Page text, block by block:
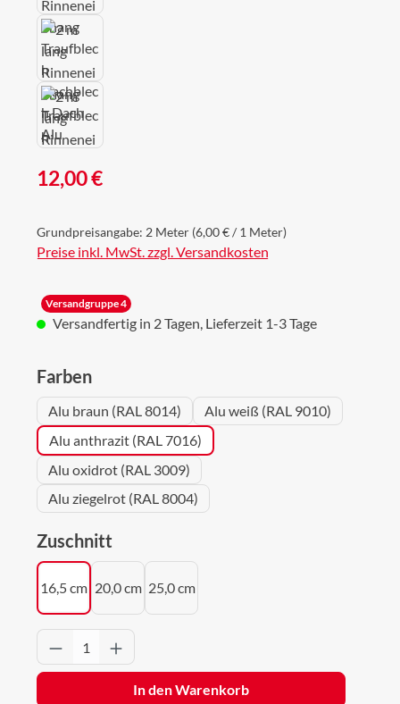
Regulärer Preis:
12,00 €
Grundpreisangabe: 2 Meter (6,00 € / 1 Meter)
Preise inkl. MwSt. zzgl. Versandkosten
Versandgruppe 4
Versandfertig in 2 Tagen, Lieferzeit 1-3 Tage
Farbenauswählen
Alu braun (RAL 8014)
Alu weiß (RAL 9010)
Alu anthrazit (RAL 7016)
Alu oxidrot (RAL 3009)
Alu ziegelrot (RAL 8004)
Zuschnitt
16,5 cm 20,0 cm 25,0 cm
Produkt Anzahl: Gib den gewünschten
In den Warenkorb